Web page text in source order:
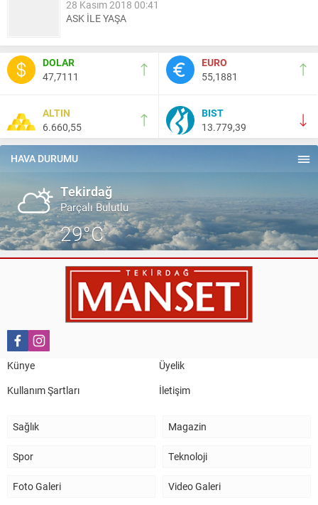
28 Kasım 2018 00:41
ASK İLE YAŞA
Nail Kazanç
10 Mart 2023 21:36
HAYDİ TEKİRDAĞ MAÇA !!!!
Salih Canikli
5 Kasım 2024 19:54
TEKİRDAĞ İL EMNİYET MÜDÜRÜMÜZE HAYIRLI OLSUN
DOLAR
47,7111
EURO
55,1881
ALTIN
6.660,55
BIST
13.779,39
HAVA DURUMU
Tekirdağ
Parçalı Bulutlu
29°C
Künye
Üyelik
Kullanım Şartları
İletişim
Sağlık Magazin
Spor Teknoloji
Foto Galeri Video Galeri